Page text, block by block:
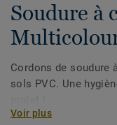
Soudure à
Cordons de soudure
sols PVC. Une
Voir plus